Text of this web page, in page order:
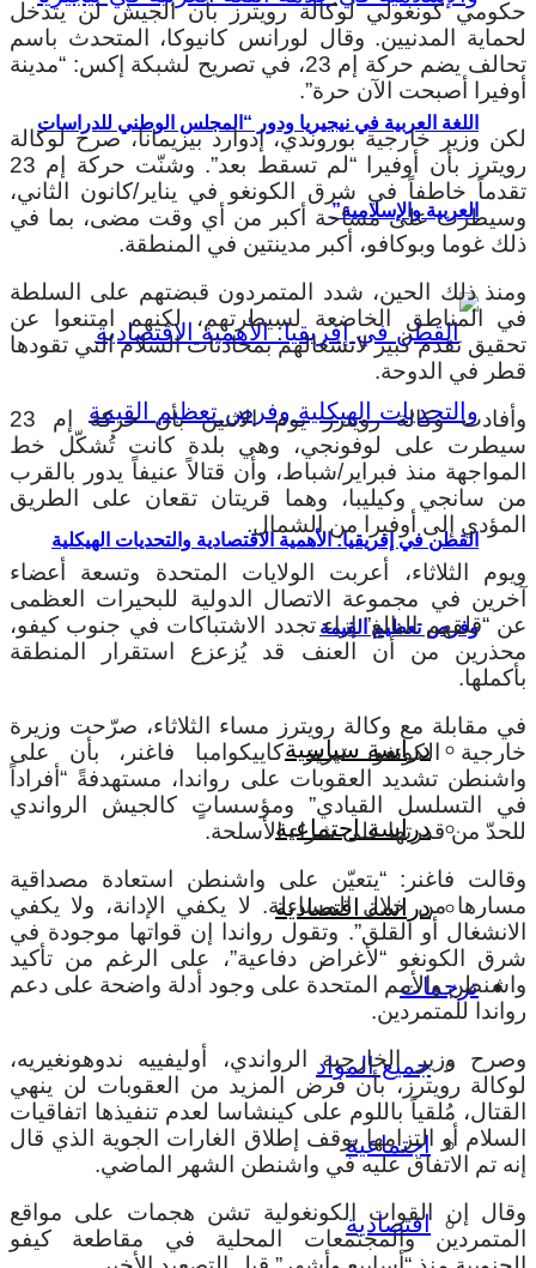
اللغة العربية في نيجيريا ودور “المجلس الوطني للدراسات
العربية والإسلامية”
القطن في إفريقيا: الأهمية الاقتصادية والتحديات الهيكلية
وفرص تعظيم القيمة
دراسة سياسية
دراسة اجتماعية
دراسة اقتصادية
ترجمات
جميع المواد
اجتماعية
اقتصادية
حكومي كونغولي لوكالة رويترز بأن الجيش لن يتدخل
لحماية المدنيين. وقال لورانس كانيوكا، المتحدث باسم
تحالف يضم حركة إم 23، في تصريح لشبكة إكس: “مدينة
أوفيرا أصبحت الآن حرة”.
لكن وزير خارجية بوروندي، إدوارد بيزيمانا، صرح لوكالة
رويترز بأن أوفيرا “لم تسقط بعد”. و
شنّت حركة إم 23
تقدماً خاطفاً في شرق الكونغو في يناير/كانون الثاني،
وسيطرت على مساحة أكبر من أي وقت مضى، بما في
ذلك غوما وبوكافو، أكبر مدينتين في المنطقة.
ومنذ ذلك الحين، شدد المتمردون قبضتهم على السلطة
في المناطق الخاضعة لسيطرتهم، لكنهم امتنعوا عن
تحقيق تقدم كبير لانشغالهم بمحادثات السلام التي تقودها
قطر في الدوحة.
وأفادت وكالة رويترز يوم الاثنين بأن حركة إم 23
سيطرت على لوفونجي، وهي بلدة كانت تُشكّل خط
المواجهة منذ فبراير/شباط، وأن قتالاً عنيفاً يدور بالقرب
من سانجي وكيليبا، وهما قريتان تقعان على الطريق
المؤدي إلى أوفيرا من الشمال.
ويوم الثلاثاء، أعربت الولايات المتحدة وتسعة أعضاء
آخرين في مجموعة الاتصال الدولية للبحيرات العظمى
عن “قلقهم البالغ” إزاء تجدد الاشتباكات في جنوب كيفو،
محذرين من أن العنف قد يُزعزع استقرار المنطقة
بأكملها.
في مقابلة مع وكالة رويترز مساء الثلاثاء، صرّحت وزيرة
خارجية الكونغو، تيريز كاييكوامبا فاغنر، بأن على
واشنطن تشديد العقوبات على رواندا، مستهدفةً “أفراداً
في التسلسل القيادي” ومؤسساتٍ كالجيش الرواندي
للحدّ من قدرتها على شراء الأسلحة.
وقالت فاغنر: “يتعيّن على واشنطن استعادة مصداقية
مسارها من خلال المساءلة. لا يكفي الإدانة، ولا يكفي
الانشغال أو القلق”. وتقول رواندا إن قواتها موجودة في
شرق الكونغو “لأغراض دفاعية”، على الرغم من تأكيد
واشنطن والأمم المتحدة على وجود أدلة واضحة على دعم
رواندا للمتمردين.
وصرح وزير الخارجية الرواندي، أوليفييه ندوهونغيريه،
لوكالة رويترز، بأن فرض المزيد من العقوبات لن ينهي
القتال، مُلقياً باللوم على كينشاسا لعدم تنفيذها اتفاقيات
السلام أو التزامها بوقف إطلاق الغارات الجوية الذي قال
إنه تم الاتفاق عليه في واشنطن الشهر الماضي.
وقال إن القوات الكونغولية تشن هجمات على مواقع
المتمردين والمجتمعات المحلية في مقاطعة كيفو